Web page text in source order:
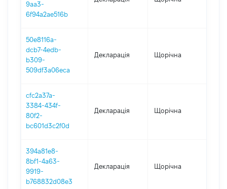
9aa3-
6f94a2ae516b
50e8116a-
dcb7-4edb-
b309-
509df3a06eca
Декларація Щорічна
cfc2a37a-
3384-434f-
80f2-
bc601d3c2f0d
Декларація Щорічна
394a81e8-
8bf1-4a63-
9919-
b768832d08e3
Декларація Щорічна